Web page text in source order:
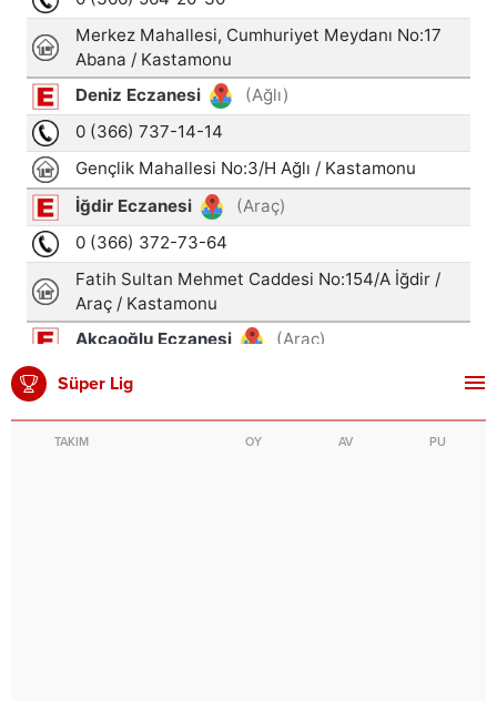
Süper Lig
TAKIM OY AV PU